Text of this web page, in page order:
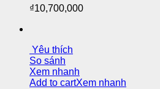
₫10,700,000
Yêu thích
So sánh
Xem nhanh
Add to cartXem nhanh